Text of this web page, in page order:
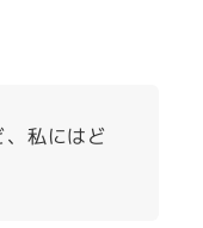
私にはど